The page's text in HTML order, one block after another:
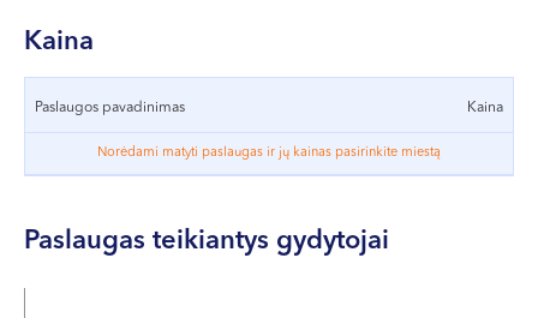
Klaipėda
I-V 08:00 - 20:00
Naujoji Uosto g. 9
Kaina
Paslaugos pavadinimas Kaina
Norėdami matyti paslaugas ir jų kainas pasirinkite miestą
Paslaugas teikiantys gydytojai